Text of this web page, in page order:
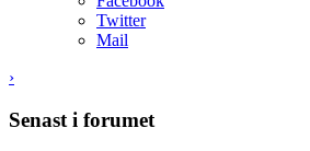
Twitter
Mail
›
Senast i forumet